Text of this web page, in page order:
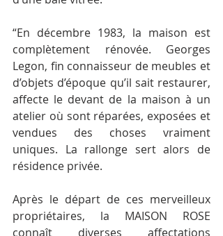
“En décembre 1983, la maison est
complètement rénovée. Georges
Legon, fin connaisseur de meubles et
d’objets d’époque qu’il sait restaurer,
affecte le devant de la maison à un
atelier où sont réparées, exposées et
vendues des choses vraiment
uniques. La rallonge sert alors de
résidence privée.
Après le départ de ces merveilleux
propriétaires, la MAISON ROSE
connaît diverses affectations